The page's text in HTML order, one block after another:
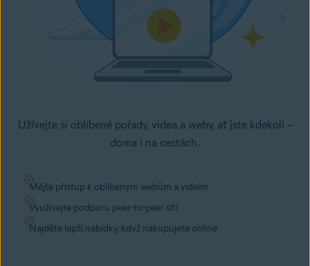
Užívejte si oblíbené pořady, videa a weby, ať jste kdekoli –
doma i na cestách.
Mějte přístup k oblíbeným webům a videím
Využívejte podporu peer-to-peer sítí
Najděte lepší nabídky, když nakupujete online